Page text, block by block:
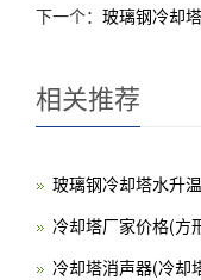
下一个： 玻璃钢冷却
相关推荐
玻璃钢冷却塔水升
冷却塔厂家价格(方
冷却塔消声器(冷却